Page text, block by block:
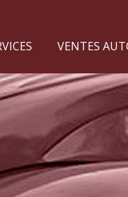
VENTES